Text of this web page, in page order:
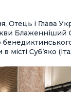
Отець і Глава
Блаженніший
місті Суб’яко